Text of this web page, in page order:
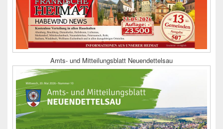
Amts- und Mitteilungsblatt Neuendettelsau